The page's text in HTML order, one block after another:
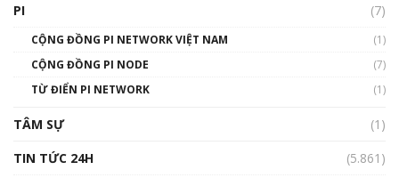
Talkshow 14: MemeCoin – Trò đùa tỷ đô
01:29:26
PI (7)
CỘNG ĐỒNG PI NETWORK VIỆT NAM
(1)
CỘNG ĐỒNG PI NODE
(7)
TỪ ĐIỂN PI NETWORK
(1)
TÂM SỰ
(1)
TIN TỨC 24H
(5.861)